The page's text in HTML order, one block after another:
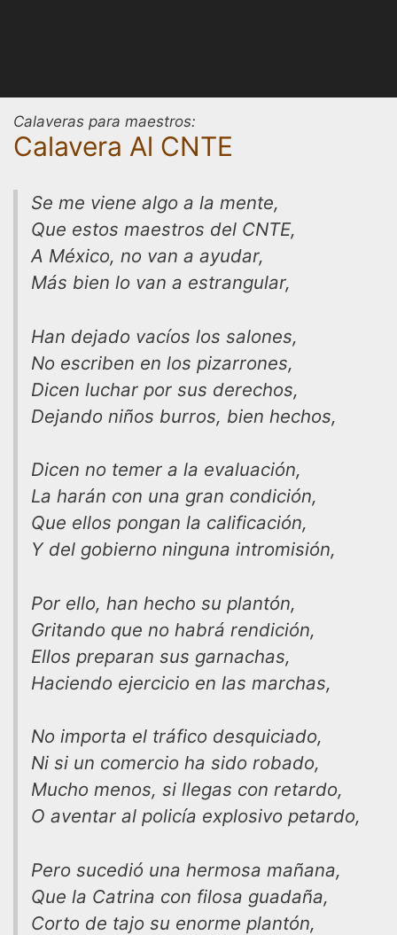
Calaveras para maestros:
Calavera Al CNTE
Se me viene algo a la mente,
Que estos maestros del CNTE,
A México, no van a ayudar,
Más bien lo van a estrangular,
Han dejado vacíos los salones,
No escriben en los pizarrones,
Dicen luchar por sus derechos,
Dejando niños burros, bien hechos,
Dicen no temer a la evaluación,
La harán con una gran condición,
Que ellos pongan la calificación,
Y del gobierno ninguna intromisión,
Por ello, han hecho su plantón,
Gritando que no habrá rendición,
Ellos preparan sus garnachas,
Haciendo ejercicio en las marchas,
No importa el tráfico desquiciado,
Ni si un comercio ha sido robado,
Mucho menos, si llegas con retardo,
O aventar al policía explosivo petardo,
Pero sucedió una hermosa mañana,
Que la Catrina con filosa guadaña,
Corto de tajo su enorme plantón,